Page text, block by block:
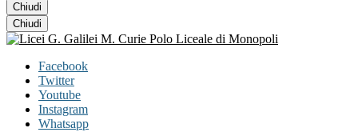
Chiudi
Chiudi
Facebook
Twitter
Youtube
Instagram
Whatsapp